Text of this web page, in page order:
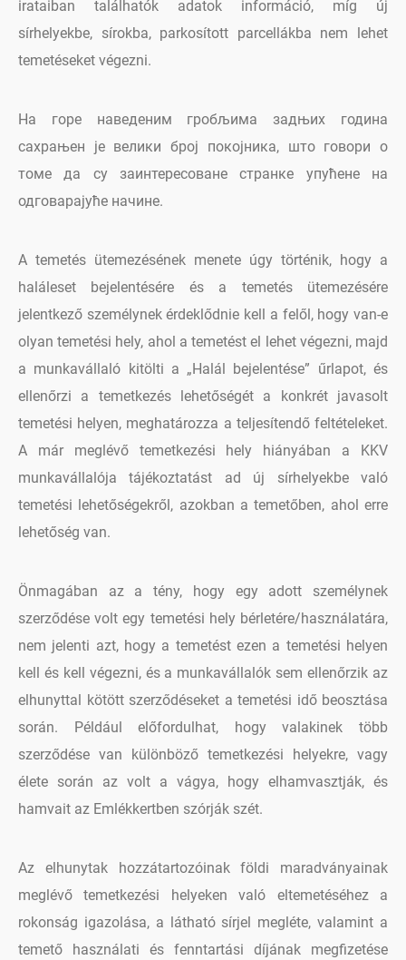
irataiban találhatók adatok információ, míg új
sírhelyekbe, sírokba, parkosított parcellákba nem lehet
temetéseket végezni.
На горе наведеним гробљима задњих година
сахрањен је велики број покојника, што говори о
томе да су заинтересоване странке упућене на
одговарајуће начине.
A temetés ütemezésének menete úgy történik, hogy a
haláleset bejelentésére és a temetés ütemezésére
jelentkező személynek érdeklődnie kell a felől, hogy van-e
olyan temetési hely, ahol a temetést el lehet végezni, majd
a munkavállaló kitölti a „Halál bejelentése” űrlapot, és
ellenőrzi a temetkezés lehetőségét a konkrét javasolt
temetési helyen, meghatározza a teljesítendő feltételeket.
A már meglévő temetkezési hely hiányában a KKV
munkavállalója tájékoztatást ad új sírhelyekbe való
temetési lehetőségekről, azokban a temetőben, ahol erre
lehetőség van.
Önmagában az a tény, hogy egy adott személynek
szerződése volt egy temetési hely bérletére/használatára,
nem jelenti azt, hogy a temetést ezen a temetési helyen
kell és kell végezni, és a munkavállalók sem ellenőrzik az
elhunyttal kötött szerződéseket a temetési idő beosztása
során. Például előfordulhat, hogy valakinek több
szerződése van különböző temetkezési helyekre, vagy
élete során az volt a vágya, hogy elhamvasztják, és
hamvait az Emlékkertben szórják szét.
Az elhunytak hozzátartozóinak földi maradványainak
meglévő temetkezési helyeken való eltemetéséhez a
rokonság igazolása, a látható sírjel megléte, valamint a
temető használati és fenntartási díjának megfizetése